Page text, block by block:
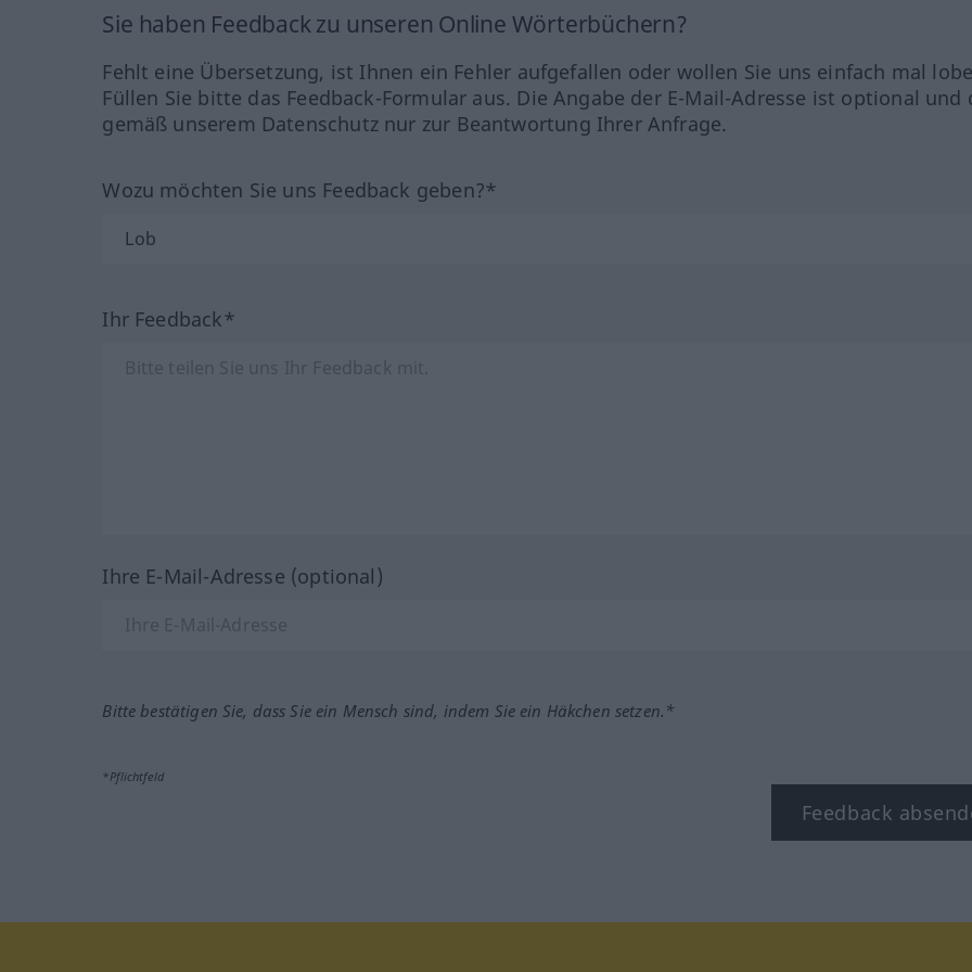
Sie haben Feedback zu unseren Online Wörterbüchern?
Fehlt eine Übersetzung, ist Ihnen ein Fehler aufgefallen oder wollen Sie uns einfach mal
Füllen Sie bitte das Feedback-Formular aus. Die Angabe der E-Mail-Adresse ist optional und
gemäß unserem Datenschutz nur zur Beantwortung Ihrer Anfrage.
Wozu möchten Sie uns Feedback geben?*
Ihr Feedback*
Ihre E-Mail-Adresse (optional)
Bitte bestätigen Sie, dass Sie ein Mensch sind, indem Sie ein Häkchen setzen.*
*Pflichtfeld
Feedback